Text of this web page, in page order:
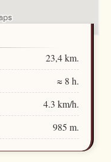
23,4 km.
≈ 8 h.
4.3 km/h.
985 m.